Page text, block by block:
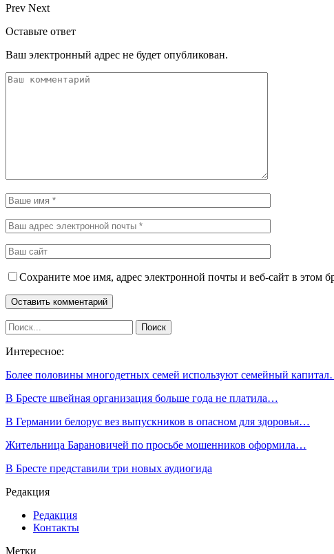
Prev Next
Оставьте ответ
Ваш электронный адрес не будет опубликован.
Сохраните мое имя, адрес электронной почты и веб-сайт в этом
Интересное:
Более половины многодетных семей используют семейный
В Бресте швейная организация больше года не платила…
В Германии белорус вез выпускников в опасном для здоровья…
Жительница Барановичей по просьбе мошенников оформила…
В Бресте представили три новых аудиогида
Редакция
Редакция
Контакты
Метки